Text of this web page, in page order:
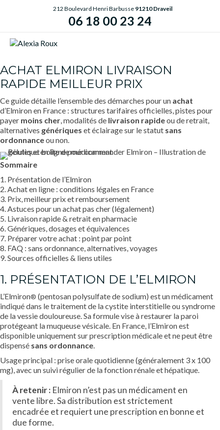
212 Boulevard Henri Barbusse 91210 Draveil
06 18 00 23 24
ACHAT ELMIRON LIVRAISON
RAPIDE MEILLEUR PRIX
Ce guide détaille l’ensemble des démarches pour un achat
d’Elmiron en France : structures tarifaires officielles, pistes pour
payer moins cher, modalités de livraison rapideou de retrait,
alternatives génériques et éclairage sur le statut sans
ordonnanceou non.
Sommaire
1. Présentation de l’Elmiron
2. Achat en ligne : conditions légales en France
3. Prix, meilleur prix et remboursement
4. Astuces pour un achat pas cher (légalement)
5. Livraison rapide & retrait en pharmacie
6. Génériques, dosages et équivalences
7. Préparer votre achat : point par point
8. FAQ : sans ordonnance, alternatives, voyages
9. Sources officielles & liens utiles
1. PRÉSENTATION DE L’ELMIRON
L’Elmiron® (pentosan polysulfate de sodium) est un médicament
indiqué dans le traitement de la cystite interstitielle ou syndrome
de la vessie douloureuse. Sa formule vise à restaurer la paroi
protégeant la muqueuse vésicale. En France, l’Elmiron est
disponible uniquement sur prescription médicale et ne peut être
dispensé sans ordonnance.
Usage principal : prise orale quotidienne (généralement 3 x 100
mg), avec un suivi régulier de la fonction rénale et hépatique.
À retenir : Elmiron n’est pas un médicament en
vente libre. Sa distribution est strictement
encadrée et requiert une prescription en bonne et
due forme.